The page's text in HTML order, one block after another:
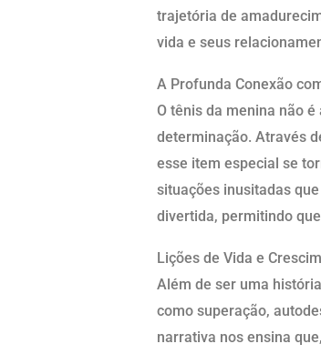
trajetória de
vida e seus
A Profunda Conexão
O tênis da menina não
determinação. Através
esse item especial se
situações inusitadas
divertida, permitindo
Lições de Vida e
Além de ser uma
como superação,
narrativa nos ensina